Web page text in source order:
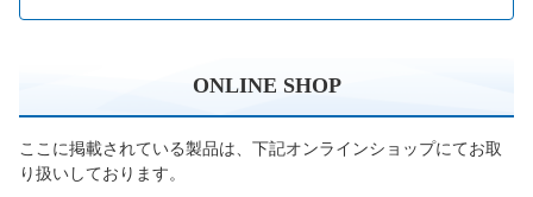
ONLINE SHOP
ここに掲載されている製品は、下記オンラインショップにてお取
り扱いしております。